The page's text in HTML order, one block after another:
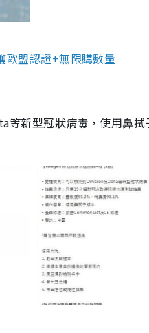
歐盟認證+無限購數量
等新型冠狀病毒，使用鼻拭